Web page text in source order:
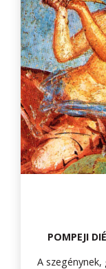
POMPEJI
A